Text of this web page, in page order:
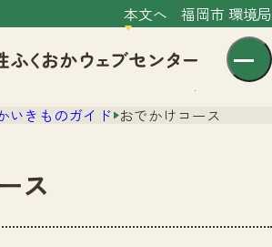
本文へ 福岡市 環境局
介
いきものガイド おでかけコース
ス